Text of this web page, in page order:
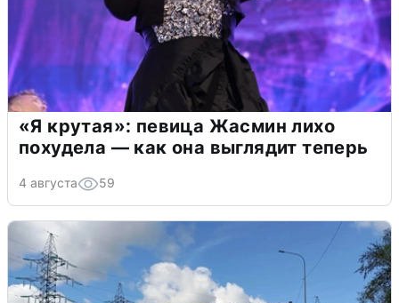
«Я крутая»: певица Жасмин лихо
похудела — как она выглядит теперь
4 августа 59